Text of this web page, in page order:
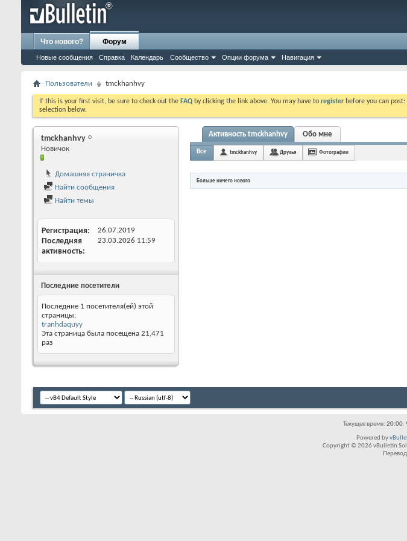
Что нового? Форум
Новые сообщения Справка Календарь Сообщество Опции форума Навигация
Пользователи tmckhanhvy
If this is your first visit, be sure to check out the FAQ by clicking the link above. You may have to register before you can
selection below.
tmckhanhvy
Новичок
Домашняя страничка
Найти сообщения
Найти темы
Регистрация 26.07.2019
Последняя
активность
23.03.2026 11:59
Последние посетители
Последние 1 посетителя(ей) этой
страницы:
tranhdaquyy
Эта страница была посещена 21,471
раз
Активность tmckhanhvy Обо мне
Все tmckhanhvy Друзья Фотографии
Больше ничего нового
Текущее время: 20:00.
Powered by
Copyright © 2026 vBulletin